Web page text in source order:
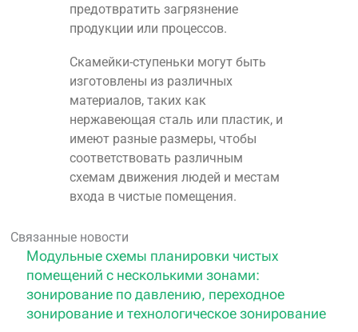
предотвратить загрязнение
продукции или процессов.
Скамейки-ступеньки могут быть
изготовлены из различных
материалов, таких как
нержавеющая сталь или пластик, и
имеют разные размеры, чтобы
соответствовать различным
схемам движения людей и местам
входа в чистые помещения.
Связанные новости
Модульные схемы планировки чистых
помещений с несколькими зонами:
зонирование по давлению, переходное
зонирование и технологическое зонирование